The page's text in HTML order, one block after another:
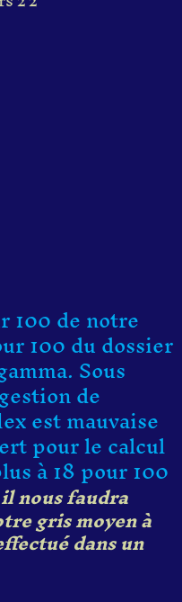
100 de notre
100 du dossier
Sous
de
est mauvaise
pour le calcul
à 18 pour 100
nous faudra
gris moyen à
dans un